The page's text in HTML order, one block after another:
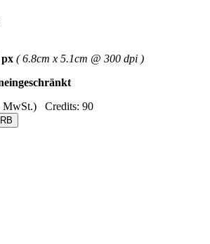
px ( 6.8cm x 5.1cm @ 300 dpi )
MwSt.) Credits: 90